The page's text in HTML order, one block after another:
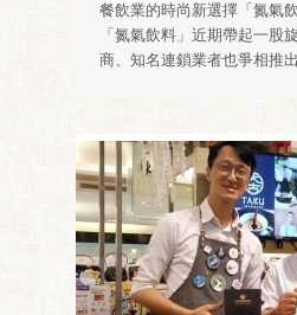
餐飲業的時尚新選擇「氮氣
「氮氣飲料」近期帶起一股
商、知名連鎖業者也爭相推
子會改變飲品風味，飲用口味獨特。
https://money.udn.com/